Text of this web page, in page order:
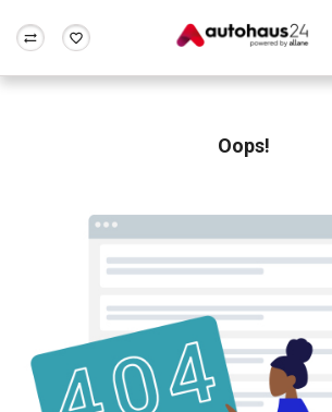
Rund um die Inzahlungnahme
Oops!